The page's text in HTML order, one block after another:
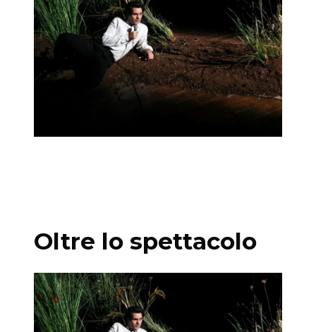
Teatro del Lido di Ostia
Oltre lo spettacolo